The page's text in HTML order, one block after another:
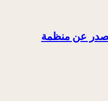
عن منظمة